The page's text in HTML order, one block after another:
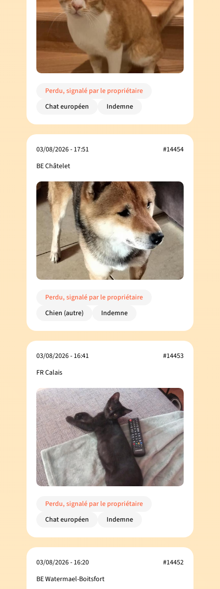
Perdu, signalé par le propriétaire
Chat européen
Indemne
03/08/2026 - 17:51
BE Châtelet
#14454
Perdu, signalé par le propriétaire
Chien (autre)
Indemne
03/08/2026 - 16:41
FR Calais
#14453
Perdu, signalé par le propriétaire
Chat européen
Indemne
03/08/2026 - 16:20
BE Watermael-Boitsfort
#14452